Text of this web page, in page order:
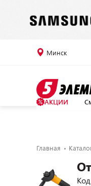
Минск
АКЦИИ
Главная